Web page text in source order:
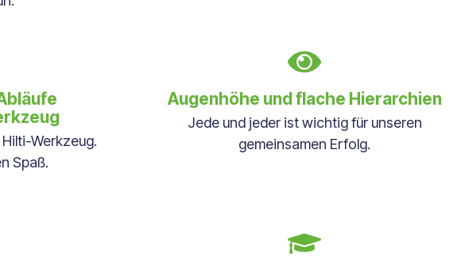
Werkzeug.
Spaß.
Augenhöhe und flache Hierarchien
Jede und jeder ist wichtig für unseren
gemeinsamen Erfolg.